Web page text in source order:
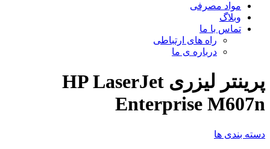
مواد مصرفی
وبلاگ
تماس با ما
راه های ارتباطی
درباره ی ما
پرینتر لیزری HP LaserJet
Enterprise M607n
دسته بندی ها